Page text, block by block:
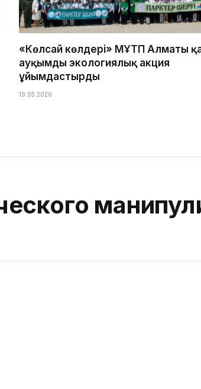
«Көлсай көлдері» МҰТП Алматы
ауқымды экологиялық акция
ұйымдастырды
19.05.2026